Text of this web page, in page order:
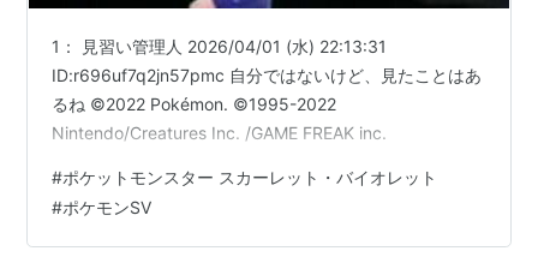
1： 見習い管理人 2026/04/01 (水) 22:13:31
ID:r696uf7q2jn57pmc 自分ではないけど、見たことはあ
るね ©2022 Pokémon. ©1995-2022
Nintendo/Creatures Inc. /GAME FREAK inc.
#ポケットモンスター スカーレット・バイオレット
#ポケモンSV